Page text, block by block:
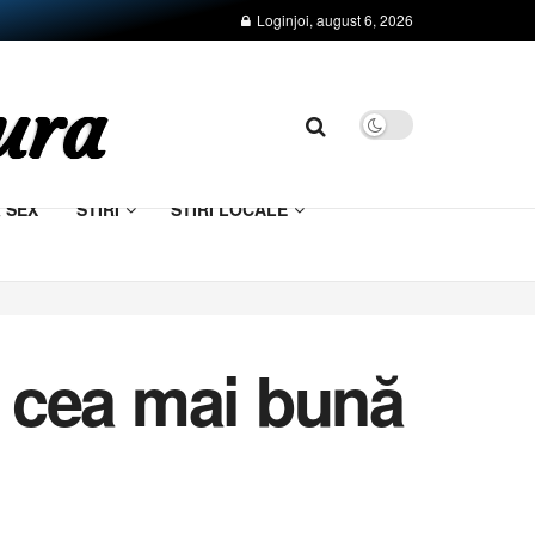
Loginjoi, august 6, 2026
SEX STIRI STIRI LOCALE
mai bună